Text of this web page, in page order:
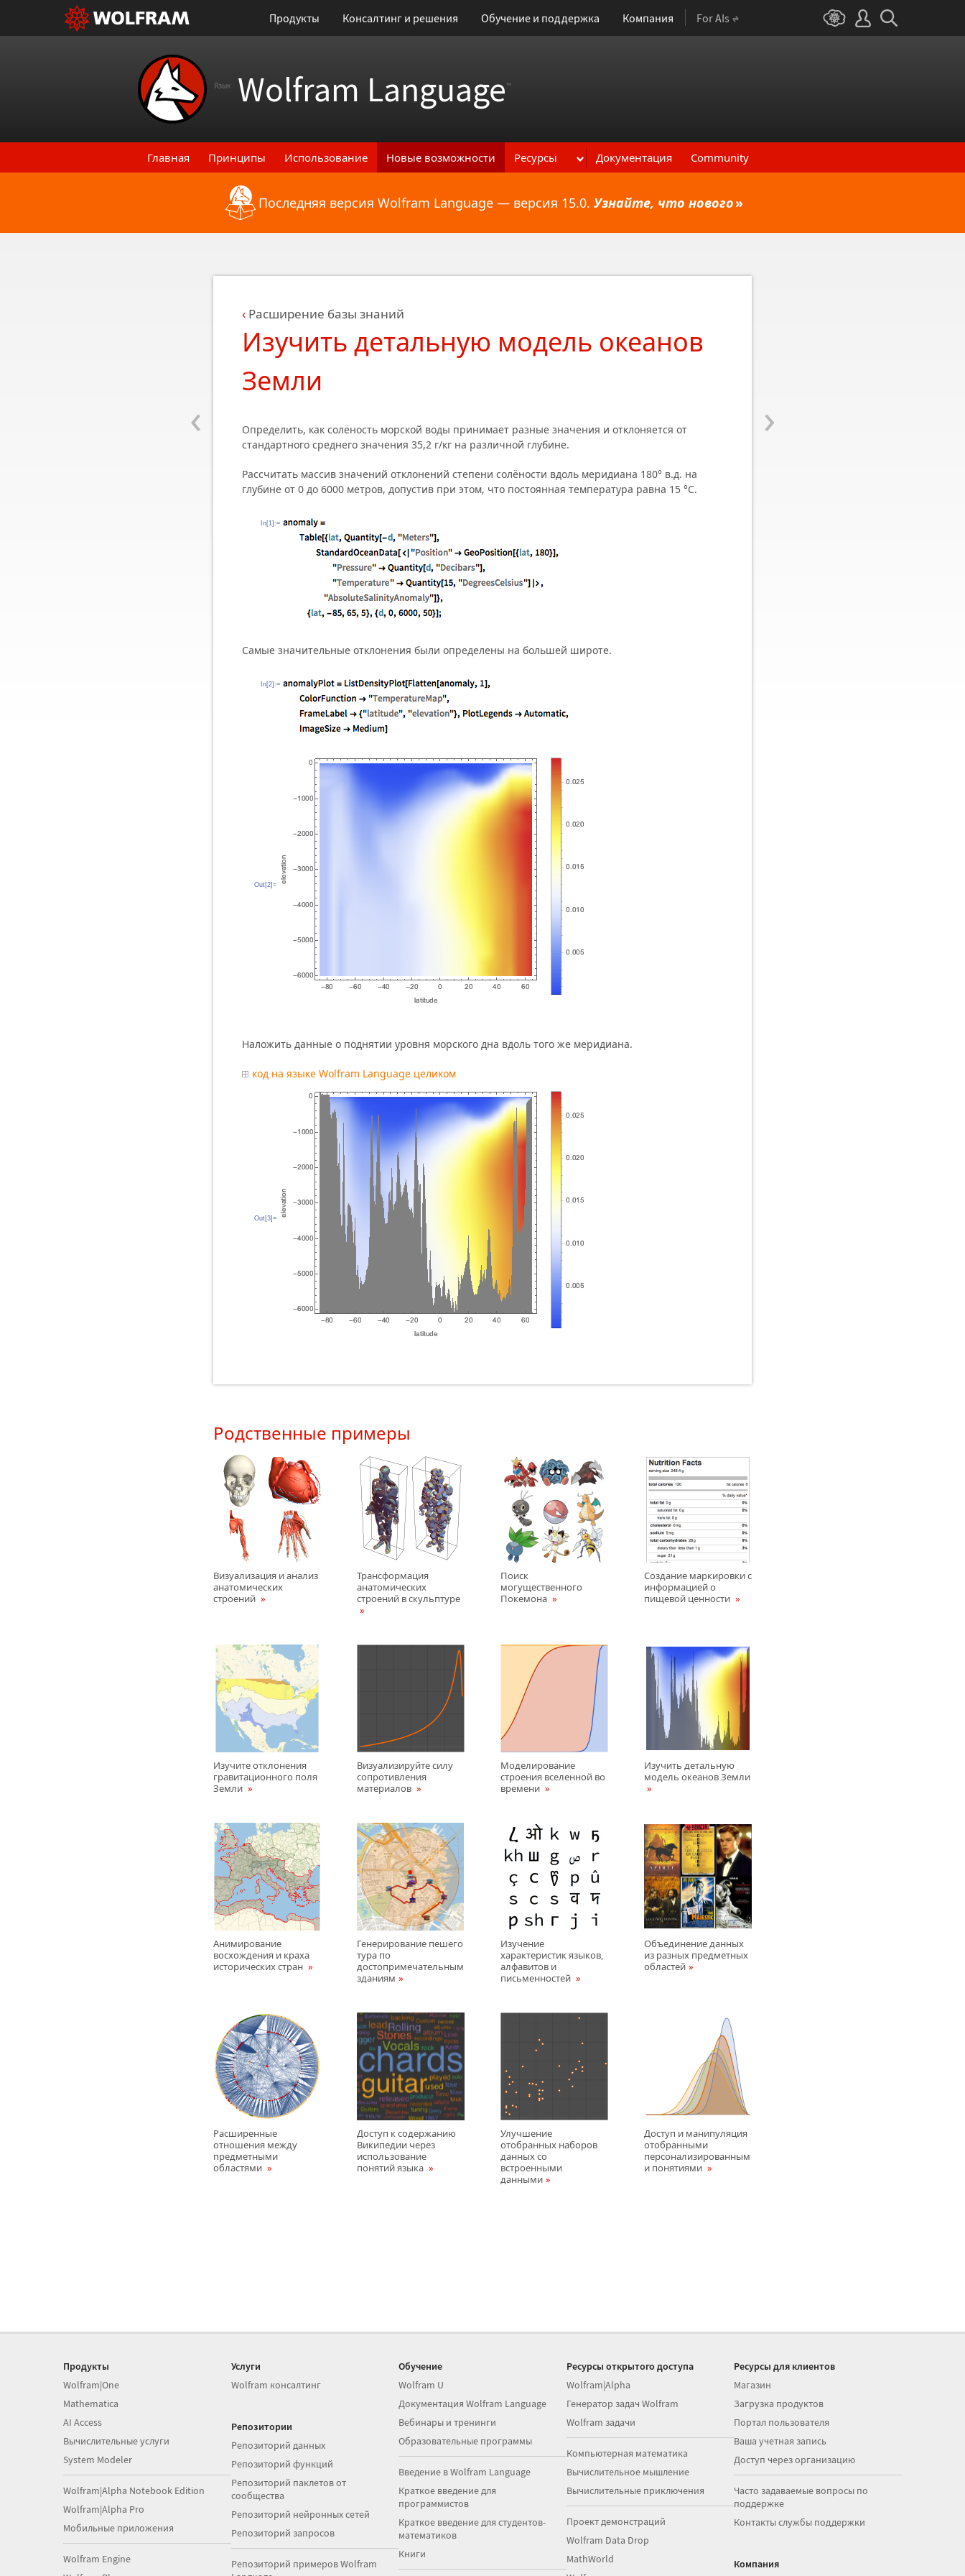
Продукты Консалтинг и решения Обучение и поддержка Компания For AIs
Язык Wolfram Language™
Главная Принципы Использование Новые возможности Ресурсы Документация Community
Назад к последним функциональным возможностям
Последняя версия Wolfram Language — версия 15.0. Узнайте, что нового»
‹ ›
Расширение базы знаний
Изучить детальную модель океанов
Земли
Определить, как солёность морской воды принимает разные значения и отклоняется от
стандартного среднего значения 35,2 г/кг на различной глубине.
Рассчитать массив значений отклонений степени солёности вдоль меридиана 180° в.д. на
глубине от 0 до 6000 метров, допустив при этом, что постоянная температура равна 15 °C.
In[1]:=
Самые значительные отклонения были определены на большей широте.
In[2]:=
Out[2]=
Наложить данные о поднятии уровня морского дна вдоль того же меридиана.
код на языке Wolfram Language целиком
Out[3]=
Родственные примеры
Визуализация и анализ
анатомических
строений
Трансформация
анатомических
строений в скульптурe
Поиск
могущественного
Покемона
Создание маркировки с
информацией о
пищевой ценности
Изучите отклонения
гравитационного поля
Земли
Визуализируйте силу
сопротивления
материалов
Моделирование
строения вселенной во
времени
Изучить детальную
модель океанов Земли
Анимирование
восхождения и краха
исторических стран
Генерирование пешего
тура по
достопримечательным
зданиям
Изучение
характеристик языков,
алфавитов и
письменностей
Объединение данных
из разных предметных
областей
Расширенные
отношения между
предметными
областями
Доступ к содержанию
Википедии через
использование
понятий языка
Улучшение
отобранных наборов
данных со
встроенными
данными
Доступ и манипуляция
отобранными
персонализированным
и понятиями
Продукты
Wolfram|One
Mathematica
AI Access
Вычислительные услуги
System Modeler
Wolfram|Alpha Notebook Edition
Wolfram|Alpha Pro
Мобильные приложения
Wolfram Engine
Услуги
Wolfram консалтинг
Репозитории
Репозиторий данных
Репозиторий функций
Репозиторий паклетов от
сообщества
Репозиторий нейронных сетей
Репозиторий запросов
Репозиторий примеров Wolfram
Обучение
Wolfram U
Документация Wolfram Language
Вебинары и тренинги
Образовательные программы
Введение в Wolfram Language
Краткое введение для
программистов
Краткое введение для студентов-
математиков
Книги
Ресурсы открытого доступа
Wolfram|Alpha
Генератор задач Wolfram
Wolfram задачи
Компьютерная математика
Вычислительное мышление
Вычислительные приключения
Проект демонстраций
Wolfram Data Drop
MathWorld
Ресурсы для клиентов
Магазин
Загрузка продуктов
Портал пользователя
Ваша учетная запись
Доступ через организацию
Часто задаваемые вопросы по
поддержке
Контакты службы поддержки
Компания